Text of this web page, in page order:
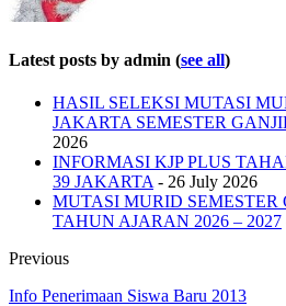
Latest posts by admin (see all)
HASIL SELEKSI MUTASI
JAKARTA SEMESTER
2026
INFORMASI KJP PLUS
39 JAKARTA - 26 July 2026
MUTASI MURID SEMESTER
TAHUN AJARAN 2026 – 2027
Previous
Info Penerimaan Siswa Baru 2013